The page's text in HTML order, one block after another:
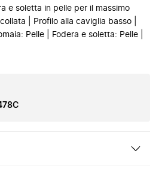
e soletta in pelle per il massimo
| Profilo alla caviglia basso |
Pelle | Fodera e soletta: Pelle |